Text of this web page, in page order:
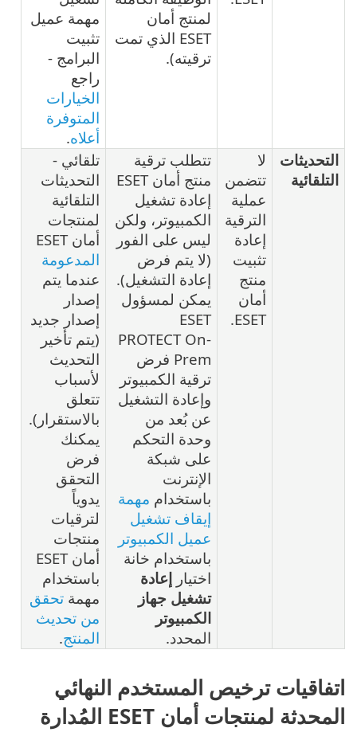
لمنتج أمان
ESET الذي تمت
ترقيته).
مهمة عميل
تثبيت
البرامج -
راجع
الخيارات
المتوفرة
أعلاه.
التحديثات
التلقائية
لا
تتضمن
عملية
الترقية
إعادة
تثبيت
منتج
أمان
ESET.
تتطلب ترقية
منتج أمان ESET
إعادة تشغيل
الكمبيوتر، ولكن
ليس على الفور
(لا يتم فرض
إعادة التشغيل).
يمكن لمسؤول
ESET
PROTECT On-
Prem فرض
ترقية الكمبيوتر
وإعادة التشغيل
عن بُعد من
وحدة التحكم
على شبكة
الإنترنت
باستخدام مهمة
إيقاف تشغيل
عميل الكمبيوتر
باستخدام خانة
اختيار إعادة
تشغيل جهاز
الكمبيوتر
المحدد.
تلقائي -
التحديثات
التلقائية
لمنتجات
أمان ESET
المدعومة
عندما يتم
إصدار
إصدار جديد
(يتم تأخير
التحديث
لأسباب
تتعلق
بالاستقرار).
يمكنك
فرض
التحقق
يدوياً
لترقيات
منتجات
أمان ESET
باستخدام
مهمة تحقق
من تحديث
المنتج.
اتفاقيات ترخيص المستخدم النهائي
المحدثة لمنتجات أمان ESET المُدارة